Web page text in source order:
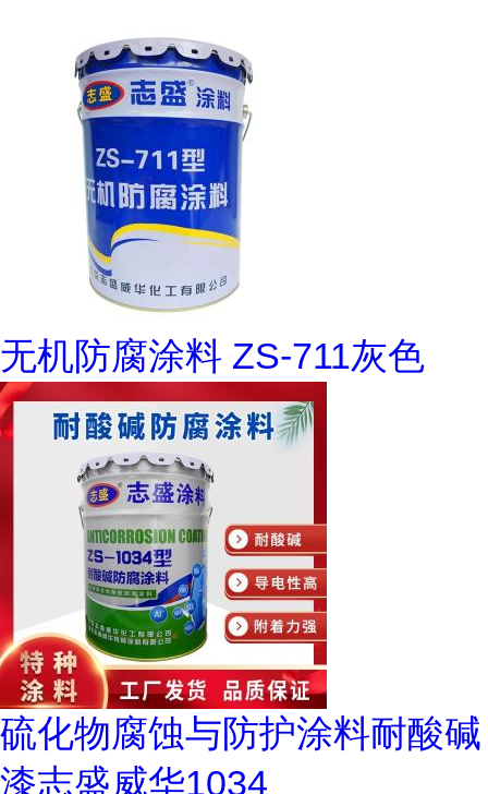
无机防腐涂料 ZS-711灰色
硫化物腐蚀与防护涂料耐酸碱
漆志盛威华1034